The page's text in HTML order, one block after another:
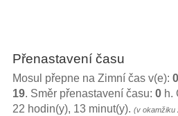
Přenastavení času
Mosul přepne na Zimní čas v(e):
19. Směr přenastavení času: 0h.
22 hodin(y), 13 minut(y). (v okamžiku